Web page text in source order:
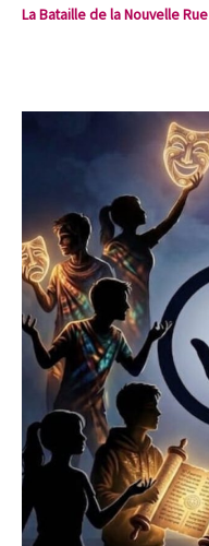
La Bataille de la Nouvelle Rue